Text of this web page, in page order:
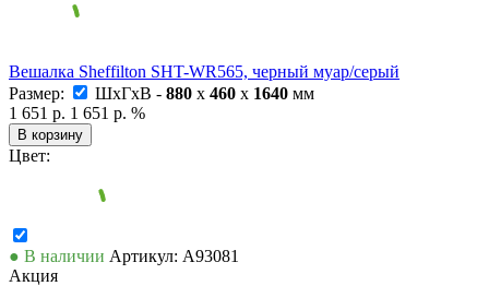
Вешалка Sheffilton SHT-WR565, черный муар/серый
Размер:
ШxГxВ - 880 x 460 x 1640 мм
1 651 р. 1 651 р. %
В корзину
Цвет:
● В наличии Артикул: А93081
Акция